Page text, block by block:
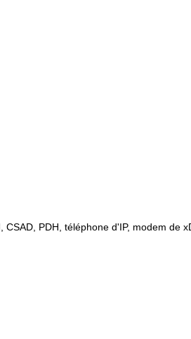
PDH, téléphone d'IP, modem de